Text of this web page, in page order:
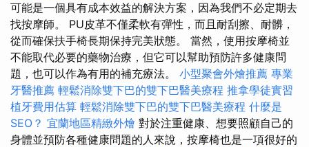
可能是一個具有成本效益的解決方案，因為我們不必定期去
找按摩師。 PU皮革不僅柔軟有彈性，而且耐刮擦、耐髒，
從而確保扶手椅長期保持完美狀態。 當然，使用按摩椅並
不能取代必要的藥物治療，但它可以幫助預防許多健康問
題，也可以作為有用的補充療法。 小型聚會外燴推薦 專業
牙醫推薦 輕鬆消除雙下巴的雙下巴醫美療程 推拿學徒實習
植牙費用估算 輕鬆消除雙下巴的雙下巴醫美療程 什麼是
SEO？ 宜蘭地區精緻外燴 對於注重健康、想要照顧自己的
身體並預防各種健康問題的人來說，按摩椅也是一項很好的